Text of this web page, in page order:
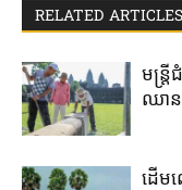
RELATED ARTICLES
មន្រ្
ឈាន​
ដើម